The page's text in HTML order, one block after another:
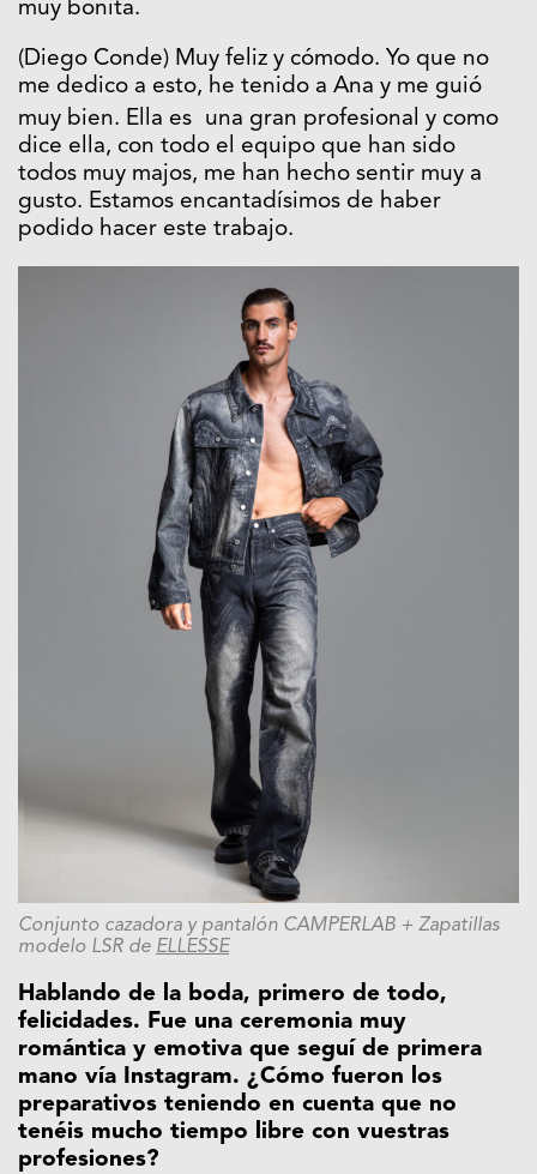
muy bonita.
(Diego Conde) Muy feliz y cómodo. Yo que no
me dedico a esto, he tenido a Ana y me guió
muy bien. Ella es una gran profesional y como
dice ella, con todo el equipo que han sido
todos muy majos, me han hecho sentir muy a
gusto. Estamos encantadísimos de haber
podido hacer este trabajo.
Conjunto cazadora y pantalón CAMPERLAB + Zapatillas
modelo LSR de ELLESSE
Hablando de la boda, primero de todo,
felicidades. Fue una ceremonia muy
romántica y emotiva que seguí de primera
mano vía Instagram. ¿Cómo fueron los
preparativos teniendo en cuenta que no
tenéis mucho tiempo libre con vuestras
profesiones?